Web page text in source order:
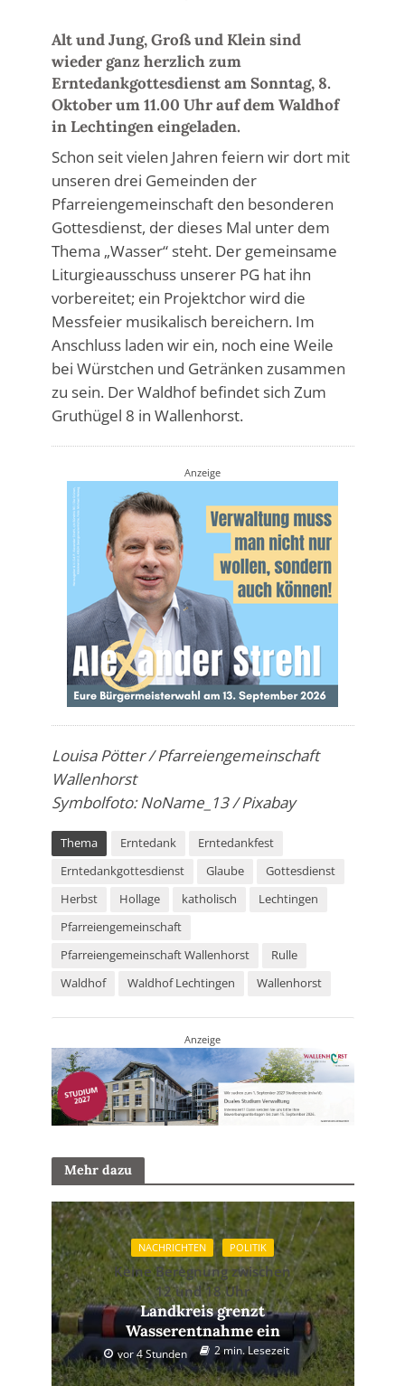
Alt und Jung, Groß und Klein sind
wieder ganz herzlich zum
Erntedankgottesdienst am Sonntag, 8.
Oktober um 11.00 Uhr auf dem Waldhof
in Lechtingen eingeladen.
Schon seit vielen Jahren feiern wir dort mit
unseren drei Gemeinden der
Pfarreiengemeinschaft den besonderen
Gottesdienst, der dieses Mal unter dem
Thema „Wasser“ steht. Der gemeinsame
Liturgieausschuss unserer PG hat ihn
vorbereitet; ein Projektchor wird die
Messfeier musikalisch bereichern. Im
Anschluss laden wir ein, noch eine Weile
bei Würstchen und Getränken zusammen
zu sein. Der Waldhof befindet sich Zum
Gruthügel 8 in Wallenhorst.
Anzeige
Louisa Pötter / Pfarreiengemeinschaft
Wallenhorst
Symbolfoto: NoName_13 / Pixabay
Thema Erntedank
Erntedankfest
Erntedankgottesdienst
Glaube
Gottesdienst
Herbst
Hollage katholisch
Lechtingen
Pfarreiengemeinschaft
Pfarreiengemeinschaft Wallenhorst
Rulle
Waldhof
Waldhof Lechtingen Wallenhorst
Anzeige
Mehr dazu
NACHRICHTEN POLITIK
Keine Beregnung zwischen
12 und 18 Uhr
Landkreis grenzt
Wasserentnahme ein
vor 4 Stunden 2 min. Lesezeit